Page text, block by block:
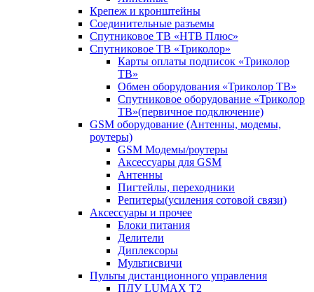
Крепеж и кронштейны
Соединительные разъемы
Спутниковое ТВ «НТВ Плюс»
Спутниковое ТВ «Триколор»
Карты оплаты подписок «Триколор
ТВ»
Обмен оборудования «Триколор ТВ»
Спутниковое оборудование «Триколор
ТВ»(первичное подключение)
GSM оборудование (Антенны, модемы,
роутеры)
GSM Модемы/роутеры
Аксессуары для GSM
Антенны
Пигтейлы, переходники
Репитеры(усиления сотовой связи)
Аксессуары и прочее
Блоки питания
Делители
Диплексоры
Мультисвичи
Пульты дистанционного управления
ПДУ LUMAX Т2